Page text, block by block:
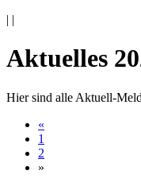
| |
Aktuelles
Hier sind alle Aktuell-
«
1
2
»